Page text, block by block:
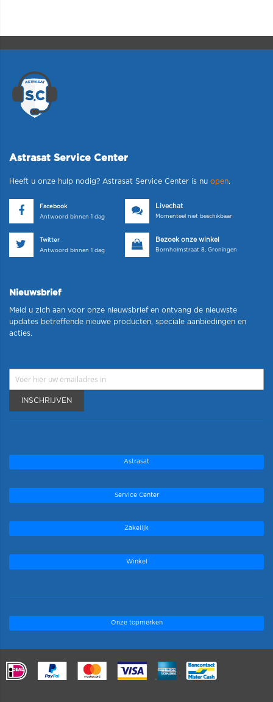
Astrasat Service Center
Heeft u onze hulp nodig? Astrasat Service Center is nu open.
Facebook
Antwoord binnen 1 dag
Livechat
Momenteel niet beschikbaar
Twitter
Antwoord binnen 1 dag
Bezoek onze winkel
Bornholmstraat 8, Groningen
Nieuwsbrief
Meld u zich aan voor onze nieuwsbrief en ontvang de nieuwste
updates betreffende nieuwe producten, speciale aanbiedingen en
acties.
INSCHRIJVEN
Astrasat
Service Center
Zakelijk
Winkel
Onze topmerken
.